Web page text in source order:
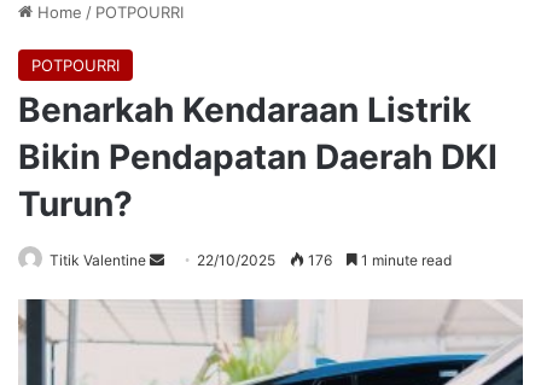
Home / POTPOURRI
POTPOURRI
Benarkah Kendaraan Listrik
Bikin Pendapatan Daerah DKI
Turun?
Titik Valentine
Send
email
22/10/2025 176 1 minute read